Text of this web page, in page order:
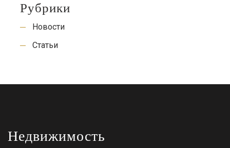
Рубрики
Новости
Статьи
Недвижимость